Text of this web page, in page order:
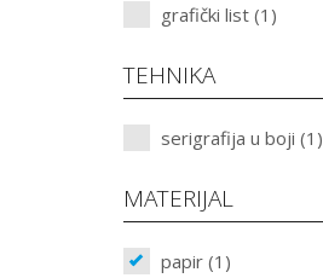
grafički list (1)
TEHNIKA
serigrafija u boji (1)
MATERIJAL
papir (1)